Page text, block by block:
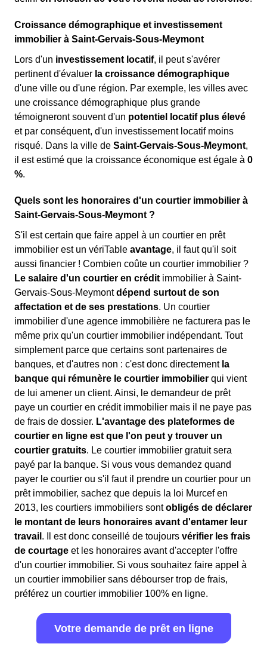
Croissance démographique et investissement
immobilier à Saint-Gervais-Sous-Meymont
Lors d'un investissement locatif, il peut s'avérer
pertinent d'évaluer la croissance démographique
d'une ville ou d'une région. Par exemple, les villes avec
une croissance démographique plus grande
témoigneront souvent d'un potentiel locatif plus élevé
et par conséquent, d'un investissement locatif moins
risqué. Dans la ville de Saint-Gervais-Sous-Meymont,
il est estimé que la croissance économique est égale à 0
%.
Quels sont les honoraires d'un courtier immobilier à
Saint-Gervais-Sous-Meymont ?
S'il est certain que faire appel à un courtier en prêt
immobilier est un vériTable avantage, il faut qu'il soit
aussi financier ! Combien coûte un courtier immobilier ?
Le salaire d'un courtier en crédit immobilier à Saint-
Gervais-Sous-Meymontdépend surtout de son
affectation et de ses prestations. Un courtier
immobilier d'une agence immobilière ne facturera pas le
même prix qu'un courtier immobilier indépendant. Tout
simplement parce que certains sont partenaires de
banques, et d'autres non : c'est donc directement la
banque qui rémunère le courtier immobilier qui vient
de lui amener un client. Ainsi, le demandeur de prêt
paye un courtier en crédit immobilier mais il ne paye pas
de frais de dossier. L'avantage des plateformes de
courtier en ligne est que l'on peut y trouver un
courtier gratuits. Le courtier immobilier gratuit sera
payé par la banque. Si vous vous demandez quand
payer le courtier ou s'il faut il prendre un courtier pour un
prêt immobilier, sachez que depuis la loi Murcef en
2013, les courtiers immobiliers sontobligés de déclarer
le montant de leurs honoraires avant d'entamer leur
travail . Il est donc conseillé de toujours vérifier les frais
de courtage et les honoraires avant d'accepter l'offre
d'un courtier immobilier. Si vous souhaitez faire appel à
un courtier immobilier sans débourser trop de frais,
préférez un courtier immobilier 100% en ligne.
Votre demande de prêt en ligne